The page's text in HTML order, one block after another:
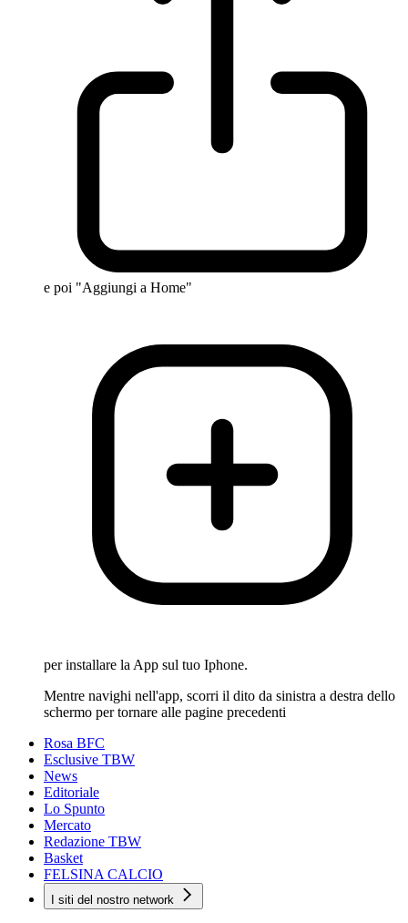
e poi "Aggiungi a Home"
per installare la App sul tuo Iphone.
Mentre navighi nell'app, scorri il dito da sinistra a destra dello
schermo per tornare alle pagine precedenti
Rosa BFC
Esclusive TBW
News
Editoriale
Lo Spunto
Mercato
Redazione TBW
Basket
FELSINA CALCIO
I siti del nostro network